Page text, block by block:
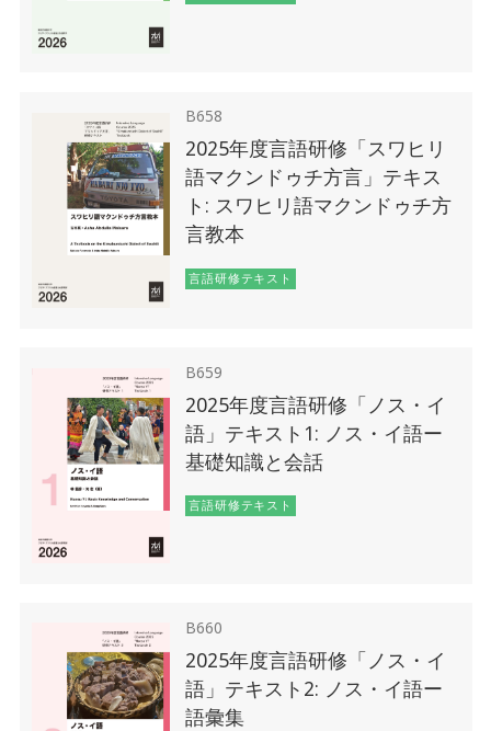
B658
2025年度言語研修「スワヒリ
語マクンドゥチ方言」テキス
ト: スワヒリ語マクンドゥチ方
言教本
言語研修テキスト
B659
2025年度言語研修「ノス・イ
語」テキスト1: ノス・イ語ー
基礎知識と会話
言語研修テキスト
B660
2025年度言語研修「ノス・イ
語」テキスト2: ノス・イ語ー
語彙集